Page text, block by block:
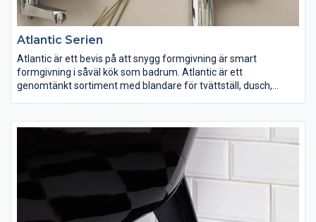
Atlantic Serien
Atlantic är ett bevis på att snygg formgivning är smart
formgivning i såväl kök som badrum. Atlantic är ett
genomtänkt sortiment med blandare för tvättställ, dusch,
Alla modeller finns i två olika utföranden, för att möta de högt